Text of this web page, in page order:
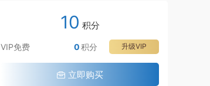
10 积分
VIP免费 升级VIP
0积分
立即购买